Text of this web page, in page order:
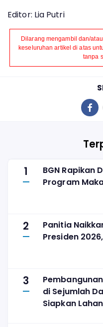
Editor: Lia Putri
Dilarang mengambil dan/
keseluruhan artikel di atas
tanpa
1
BGN Rapikan
Program
2
Panitia
Presiden
3
di Sejumlah
Siapkan Lahan